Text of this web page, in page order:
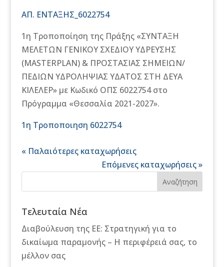
ΑΠ. ΕΝΤΑΞΗΣ_6022754
1η Τροποποίηση της Πράξης «ΣΥΝΤΑΞΗ
ΜΕΛΕΤΩΝ ΓΕΝΙΚΟΥ ΣΧΕΔΙΟΥ ΥΔΡΕΥΣΗΣ
(MASTERPLAN) & ΠΡΟΣΤΑΣΙΑΣ ΣΗΜΕΙΩΝ/
ΠΕΔΙΩΝ ΥΔΡΟΛΗΨΙΑΣ ΥΔΑΤΟΣ ΣΤΗ ΔΕΥΑ
ΚΙΛΕΛΕΡ» με Κωδικό ΟΠΣ 6022754 στο
Πρόγραμμα «Θεσσαλία 2021-2027».
1η Τροποποιηση 6022754
« Παλαιότερες καταχωρήσεις
Επόμενες καταχωρήσεις »
Αναζήτηση
Τελευταία Νέα
Διαβούλευση της ΕΕ: Στρατηγική για το
δικαίωμα παραμονής – Η περιφέρειά σας, το
μέλλον σας